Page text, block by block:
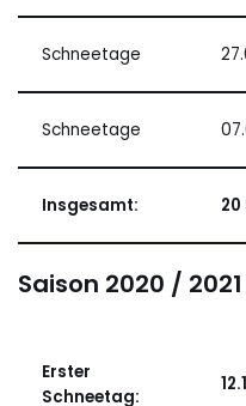
Schneetage
Schneetage
Insgesamt:
Saison 2020 / 2021
Erster
Schneetag: